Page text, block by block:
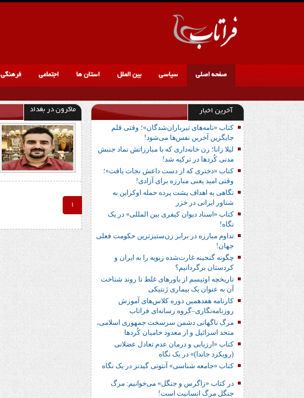
صفحه اصلی سیاسی بین الملل استان ها اجتماعی فرهنگی
آخرین اخبار
کتاب «نامه‌های تیرباران‌شدگان»؛ وقتی قلم
جایگزین آخرین نفس‌ها می‌شود!
لیلا زانا؛ زن خانه‌داری که با مبارزاتش نماد جنبش
مدنی کُردها در ترکیه شد!
کتاب «دختری که از دست داعش نجات یافت»؛
وقتی امید یعنی مبارزه برای آزادی!
نگاهی به اهداف پشت پرده حمله اوکراین به
شناور ایرانی در خزر
کتاب «اسناد دیوان کیفری بین المللی» در یک
نگاه!
تداوم مبارزه در برابر زن‌ستیزترین حکومت فعلی
جهان!
چگونه گنجینه غارت‌شده زیویه را به ایران و
کردستان برگردانیم؟
تاریخچه اوتیسم از باورهای غلط تا روند شناخت
آن به عنوان یک بیماری ژنتیکی
کارنامه هفدهمین دوره کلاس‌های آموزش
روزنامه‌نگاری–گروه رسانه‌ای فراتاب
مرگ ناگهانی دشمن سرسخت جمهوری اسلامی،
متحد اسرائیل و از معدود حامیان کُردها
کتاب «ارزیابی و درمان عدم تعادل عضلانی
(رویکرد جاندا)» در یک نگاه
کتاب «جامعه شناسی» آنتونی گیدنز در یک نگاه
در کتاب «زاگرس و جنگل» می‌خوانیم: مرگ
جنگل مرگ انسانیت است!
ماکرون در بغداد
1